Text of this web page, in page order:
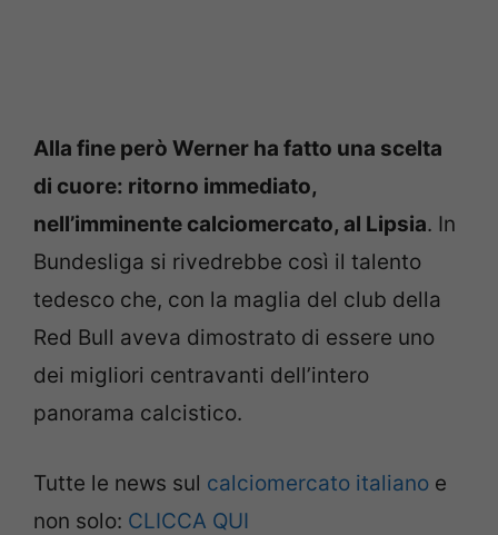
Alla fine però Werner ha fatto una scelta
di cuore: ritorno immediato,
nell’imminente calciomercato, al Lipsia. In
Bundesliga si rivedrebbe così il talento
tedesco che, con la maglia del club della
Red Bull aveva dimostrato di essere uno
dei migliori centravanti dell’intero
panorama calcistico.
Tutte le news sul calciomercato italiano e
non solo: CLICCA QUI